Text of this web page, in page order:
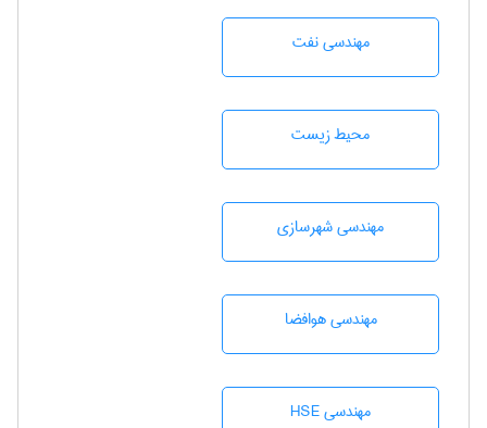
مهندسی نفت
محيط زيست
مهندسی شهرسازی
مهندسی هوافضا
مهندسی HSE